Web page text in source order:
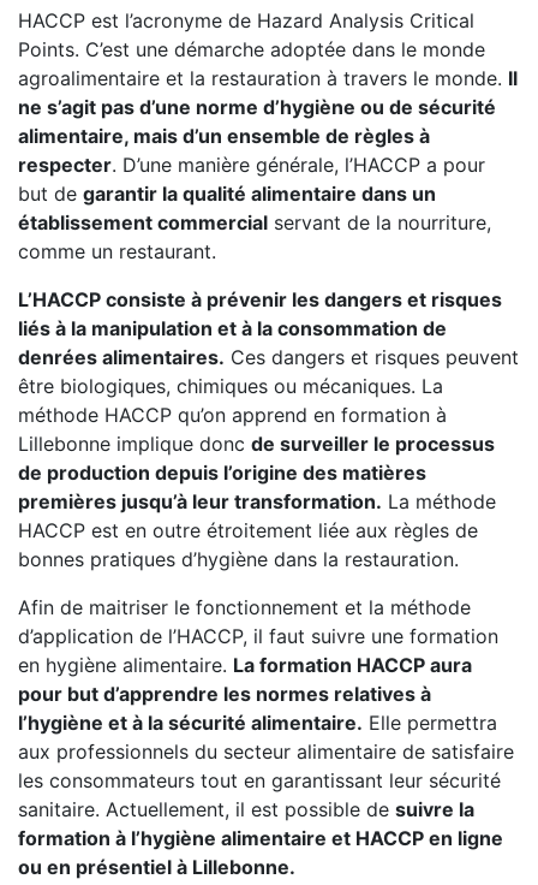
HACCP est l’acronyme de Hazard Analysis Critical
Points. C’est une démarche adoptée dans le monde
agroalimentaire et la restauration à travers le monde. Il
ne s’agit pas d’une norme d’hygiène ou de sécurité
alimentaire, mais d’un ensemble de règles à
respecter. D’une manière générale, l’HACCP a pour
but de garantir la qualité alimentaire dans un
établissement commercial servant de la nourriture,
comme un restaurant.
L’HACCP consiste à prévenir les dangers et risques
liés à la manipulation et à la consommation de
denrées alimentaires. Ces dangers et risques peuvent
être biologiques, chimiques ou mécaniques. La
méthode HACCP qu’on apprend en formation à
Lillebonne implique donc de surveiller le processus
de production depuis l’origine des matières
premières jusqu’à leur transformation. La méthode
HACCP est en outre étroitement liée aux règles de
bonnes pratiques d’hygiène dans la restauration.
Afin de maitriser le fonctionnement et la méthode
d’application de l’HACCP, il faut suivre une formation
en hygiène alimentaire. La formation HACCP aura
pour but d’apprendre les normes relatives à
l’hygiène et à la sécurité alimentaire. Elle permettra
aux professionnels du secteur alimentaire de satisfaire
les consommateurs tout en garantissant leur sécurité
sanitaire. Actuellement, il est possible de suivre la
formation à l’hygiène alimentaire et HACCP en ligne
ou en présentiel à Lillebonne.